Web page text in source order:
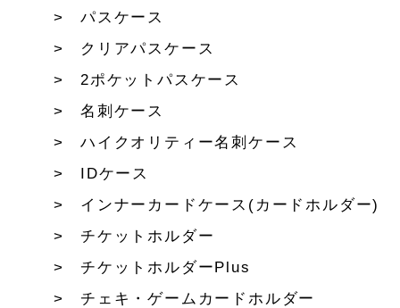
パスケース
クリアパスケース
2ポケットパスケース
名刺ケース
ハイクオリティー名刺ケース
IDケース
インナーカードケース(カードホルダー)
チケットホルダー
チケットホルダーPlus
チェキ・ゲームカードホルダー